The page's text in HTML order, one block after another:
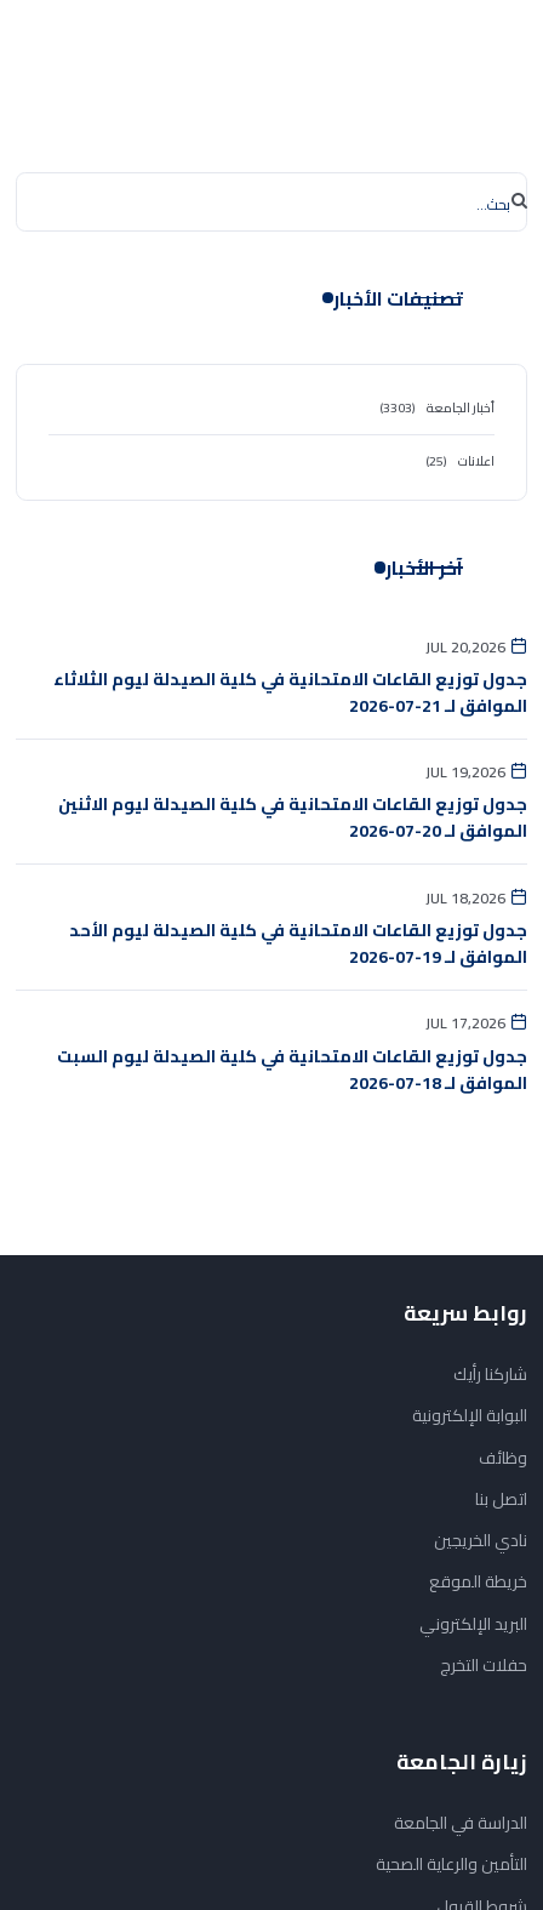
تصنيفات الأخبار
أخبار الجامعة (3303)
اعلانات (25)
آخر الأخبار
JUL 20,2026
جدول توزيع القاعات الامتحانية في كلية الصيدلة ليوم الثلاثاء
الموافق لـ 21-07-2026
JUL 19,2026
جدول توزيع القاعات الامتحانية في كلية الصيدلة ليوم الاثنين
الموافق لـ 20-07-2026
JUL 18,2026
جدول توزيع القاعات الامتحانية في كلية الصيدلة ليوم الأحد
الموافق لـ 19-07-2026
JUL 17,2026
جدول توزيع القاعات الامتحانية في كلية الصيدلة ليوم السبت
الموافق لـ 18-07-2026
روابط سريعة
شاركنا رأيك
البوابة الإلكترونية
وظائف
اتصل بنا
نادي الخريجين
خريطة الموقع
البريد الإلكتروني
حفلات التخرج
زيارة الجامعة
الدراسة في الجامعة
التأمين والرعاية الصحية